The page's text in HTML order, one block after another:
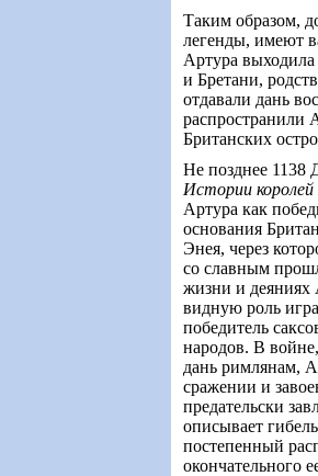
Таким образом,
легенды, имеют
Артура
и Бретани,
отдавали дань
распространили
Британских
Не позднее 1138
Истории
Артура как
основания
Энея, через
со славным
жизни и деяниях
видную роль
победитель
народов. В войне,
дань римлянам,
сражении и
предательски
описывает
постепенный
окончательного